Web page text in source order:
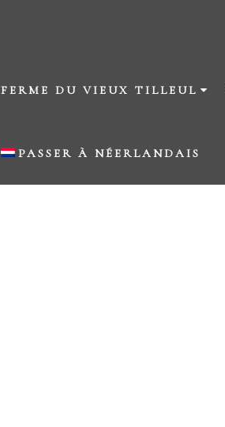
FERME DU VIEUX TILLEUL
PASSER À NÉERLANDAIS